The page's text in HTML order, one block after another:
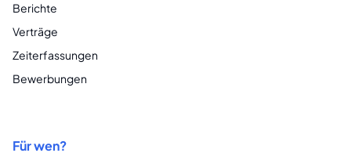
Berichte
Verträge
Zeiterfassungen
Bewerbungen
Für wen?